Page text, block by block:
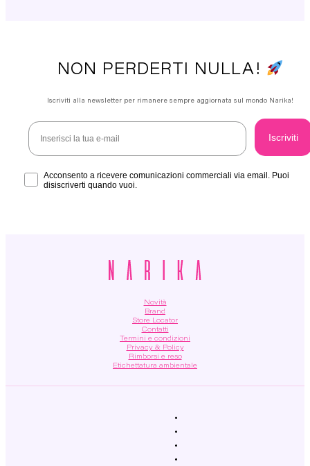
NON PERDERTI NULLA!
Iscriviti alla newsletter per rimanere sempre aggiornata sul mondo Narika!
Email
Iscriviti
Acconsento
Acconsento a ricevere comunicazioni commerciali via email. Puoi
disiscriverti quando vuoi.
Novità
Brand
Store Locator
Contatti
Termini e condizioni
Privacy & Policy
Rimborsi e reso
Etichettatura ambientale